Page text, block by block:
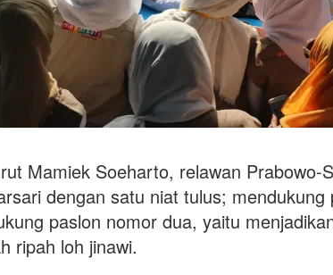
Mamiek Soeharto, relawan Prabowo-
dengan satu niat tulus;
paslon nomor dua, yaitu
ripah loh jinawi.